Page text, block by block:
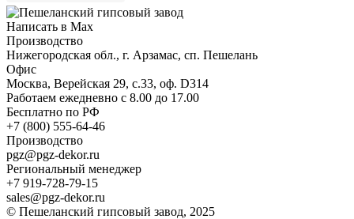
Написать в Max
Производство
Нижегородская обл., г. Арзамас, сп. Пешелань
Офис
Москва, Верейская 29, с.33, оф. D314
Работаем ежедневно с 8.00 до 17.00
Бесплатно по РФ
+7 (800) 555-64-46
Производство
pgz@pgz-dekor.ru
Региональный менеджер
+7 919-728-79-15
sales@pgz-dekor.ru
© Пешеланский гипсовый завод, 2025